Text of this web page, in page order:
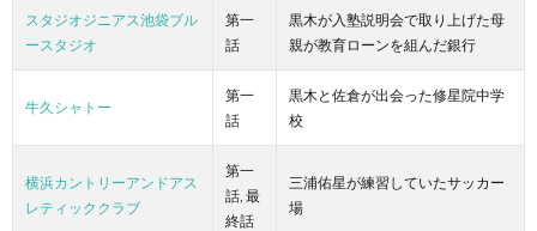
スタジオジニアス池袋ブル
ースタジオ
第一
話
黒木が入塾説明会で取り上げた母
親が教育ローンを組んだ銀行
牛久シャトー
第一
話
黒木と佐倉が出会った修星院中学
校
横浜カントリーアンドアス
レティッククラブ
第一
話, 最
終話
三浦佑星が練習していたサッカー
場